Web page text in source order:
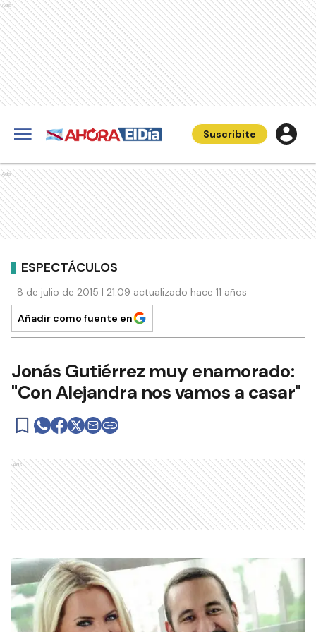
Ads
Suscribite
Ads
ESPECTÁCULOS
8 de julio de 2015 | 21:09 actualizado hace 11 años
Añadir como fuente en
Jonás Gutiérrez muy enamorado:
"Con Alejandra nos vamos a casar"
Ads